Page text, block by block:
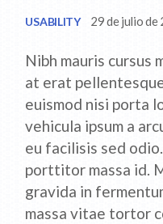
USABILITY 29 de julio de
Nibh mauris cursus
at erat
euismod nisi porta
vehicula ipsum a
eu facilisis sed
porttitor massa id.
gravida in
massa vitae tortor